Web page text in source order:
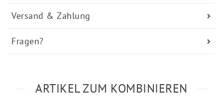
Versand & Zahlung
Fragen?
ARTIKEL ZUM KOMBINIEREN